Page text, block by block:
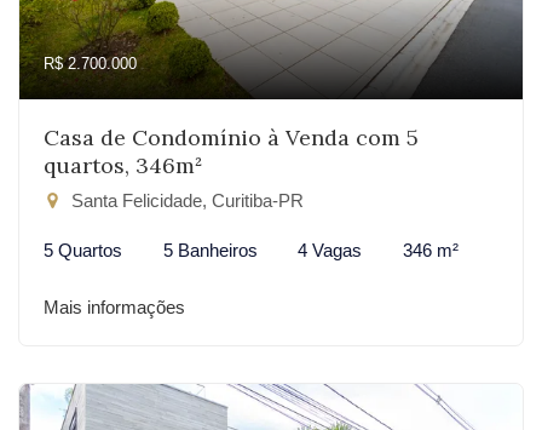
R$ 2.700.000
Casa de Condomínio à Venda com 5
quartos, 346m²
Santa Felicidade, Curitiba-PR
5 Quartos 5 Banheiros 4 Vagas 346 m²
Mais informações